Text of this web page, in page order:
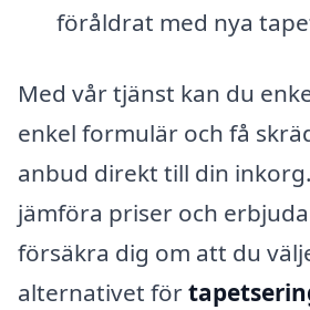
föråldrat med nya
Med vår tjänst kan du
enkel formulär och få
anbud direkt till din
jämföra priser och
försäkra dig om att du
alternativet för